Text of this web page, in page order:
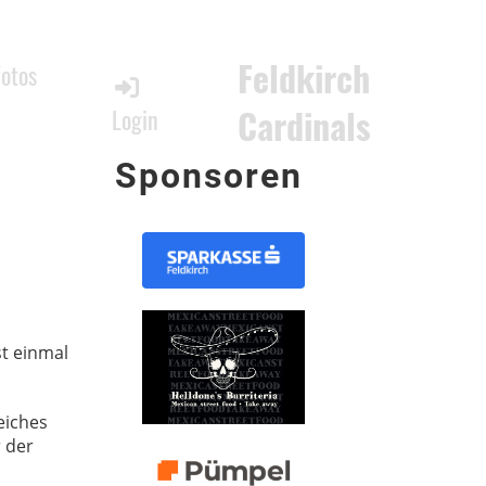
Login
Feldkirch
Cardinals
einmal
der
Sponsoren